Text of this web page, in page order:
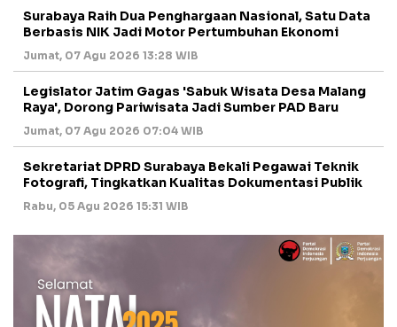
Surabaya Raih Dua Penghargaan Nasional, Satu Data
Berbasis NIK Jadi Motor Pertumbuhan Ekonomi
Jumat, 07 Agu 2026 13:28 WIB
Legislator Jatim Gagas 'Sabuk Wisata Desa Malang
Raya', Dorong Pariwisata Jadi Sumber PAD Baru
Jumat, 07 Agu 2026 07:04 WIB
Sekretariat DPRD Surabaya Bekali Pegawai Teknik
Fotografi, Tingkatkan Kualitas Dokumentasi Publik
Rabu, 05 Agu 2026 15:31 WIB